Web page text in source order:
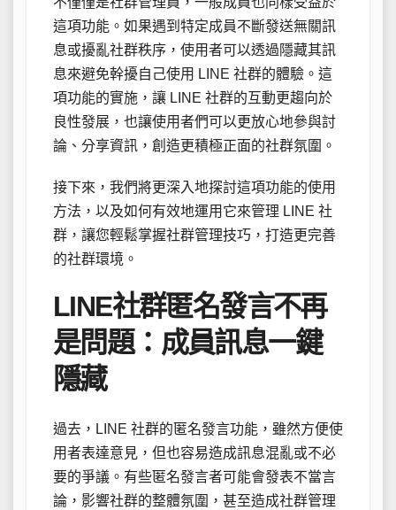
這項功能。如果遇到特定成員不斷發送無關訊
息或擾亂社群秩序，使用者可以透過隱藏其訊
息來避免幹擾自己使用 LINE 社群的體驗。這
項功能的實施，讓 LINE 社群的互動更趨向於
良性發展，也讓使用者們可以更放心地參與討
論、分享資訊，創造更積極正面的社群氛圍。
接下來，我們將更深入地探討這項功能的使用
方法，以及如何有效地運用它來管理 LINE 社
群，讓您輕鬆掌握社群管理技巧，打造更完善
的社群環境。
LINE社群匿名發言不再
是問題：成員訊息一鍵
隱藏
過去，LINE 社群的匿名發言功能，雖然方便使
用者表達意見，但也容易造成訊息混亂或不必
要的爭議。有些匿名發言者可能會發表不當言
論，影響社群的整體氛圍，甚至造成社群管理